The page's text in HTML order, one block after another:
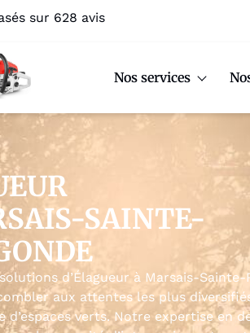
sur 628 avis
Nos services
SAINTE-
d’Élagueur à Marsais-Sainte-
aux attentes les plus
d’espaces verts. Notre expertise en